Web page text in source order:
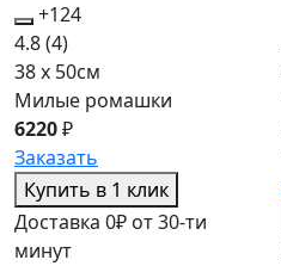
+124
4.8(4)
38 x 50см
Милые ромашки
6220₽
Заказать
Купить в 1 клик
Доставка 0₽ от 30-ти
минут